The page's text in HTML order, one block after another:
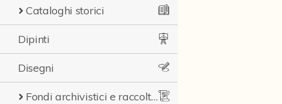
Cataloghi storici
Dipinti
Disegni
Fondi archivistici e raccolte documentarie